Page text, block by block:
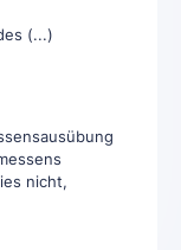
(...)
nicht,